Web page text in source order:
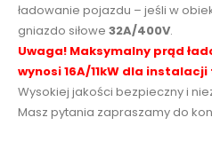
ładowanie pojazdu – jeśli w
gniazdo siłowe 32A/400V.
Uwaga! Maksymalny prąd
wynosi 16A/11kW dla
Wysokiej jakości bezpieczny i
Masz pytania zapraszamy do